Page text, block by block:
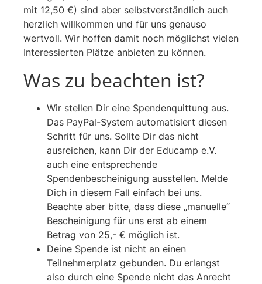
mit 12,50 €) sind aber selbstverständlich auch
herzlich willkommen und für uns genauso
wertvoll. Wir hoffen damit noch möglichst vielen
Interessierten Plätze anbieten zu können.
Was zu beachten ist?
Wir stellen Dir eine Spendenquittung aus.
Das PayPal-System automatisiert diesen
Schritt für uns. Sollte Dir das nicht
ausreichen, kann Dir der Educamp e.V.
auch eine entsprechende
Spendenbescheinigung ausstellen. Melde
Dich in diesem Fall einfach bei uns.
Beachte aber bitte, dass diese „manuelle“
Bescheinigung für uns erst ab einem
Betrag von 25,- € möglich ist.
Deine Spende ist nicht an einen
Teilnehmerplatz gebunden. Du erlangst
also durch eine Spende nicht das Anrecht